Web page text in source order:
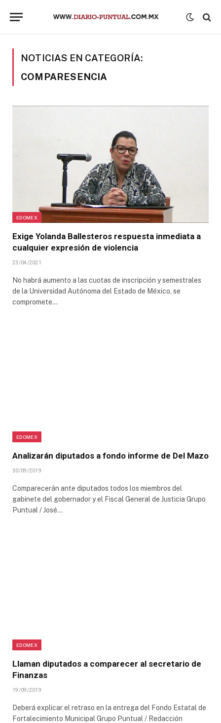
NOTICIAS EN CATEGORÍA:
COMPARESENCIA
EDOMEX
Exige Yolanda Ballesteros respuesta inmediata a
cualquier expresión de violencia
23/04/2021
No habrá aumento a las cuotas de inscripción y semestrales
de la Universidad Autónoma del Estado de México, se
compromete…
EDOMEX
Analizarán diputados a fondo informe de Del Mazo
30/09/2019
Comparecerán ante diputados todos los miembros del
gabinete del gobernador y el Fiscal General de Justicia Grupo
Puntual / José…
EDOMEX
Llaman diputados a comparecer al secretario de
Finanzas
19/09/2019
Deberá explicar el retraso en la entrega del Fondo Estatal de
Fortalecimiento Municipal Grupo Puntual / Redacción